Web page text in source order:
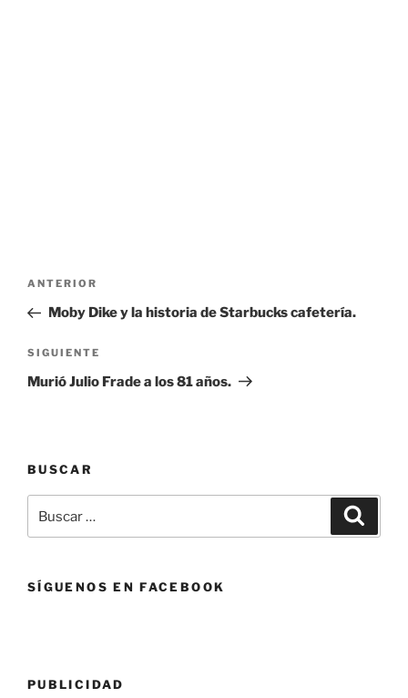
Navegación
entradas
Entrada
anterior:
ANTERIOR
Moby Dike y la historia de Starbucks cafetería.
Siguiente
entrada
SIGUIENTE
Murió Julio Frade a los 81 años.
BUSCAR
por:
SÍGUENOS EN FACEBOOK
PUBLICIDAD